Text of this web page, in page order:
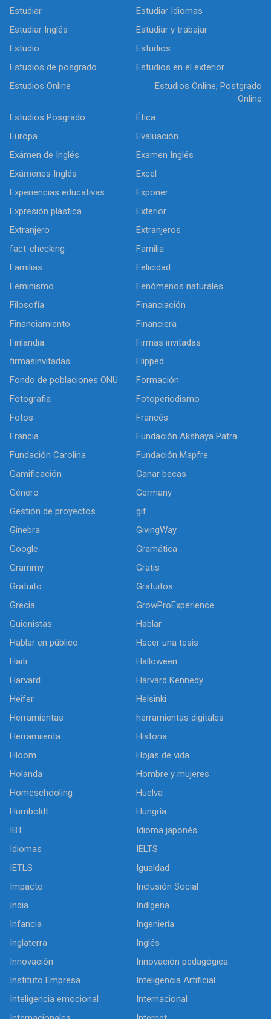
Estudiar
Estudiar Idiomas
Estudiar Inglés
Estudiar y trabajar
Estudio
Estudios
Estudios de posgrado
Estudios en el exterior
Estudios Online
Estudios Online; Postgrado
Online
Estudios Posgrado
Ética
Europa
Evaluación
Exámen de Inglés
Examen Inglés
Exámenes Inglés
Excel
Experiencias educativas
Exponer
Expresión plástica
Exterior
Extranjero
Extranjeros
fact-checking
Familia
Familias
Felicidad
Feminismo
Fenómenos naturales
Filosofía
Financiación
Financiamiento
Financiera
Finlandia
Firmas invitadas
firmasinvitadas
Flipped
Fondo de poblaciones ONU
Formación
Fotografia
Fotoperiodismo
Fotos
Francés
Francia
Fundación Akshaya Patra
Fundación Carolina
Fundación Mapfre
Gamificación
Ganar becas
Género
Germany
Gestión de proyectos
gif
Ginebra
GivingWay
Google
Gramática
Grammy
Gratis
Gratuito
Gratuitos
Grecia
GrowProExperience
Guionistas
Hablar
Hablar en público
Hacer una tesis
Haiti
Halloween
Harvard
Harvard Kennedy
Heifer
Helsinki
Herramientas
herramientas digitales
Herramiienta
Historia
Hloom
Hojas de vida
Holanda
Hombre y mujeres
Homeschooling
Huelva
Humboldt
Hungría
IBT
Idioma japonés
Idiomas
IELTS
IETLS
Igualdad
Impacto
Inclusión Social
India
Indígena
Infancia
Ingeniería
Inglaterra
Inglés
Innovación
Innovación pedagógica
Instituto Empresa
Inteligencia Artificial
Inteligencia emocional
Internacional